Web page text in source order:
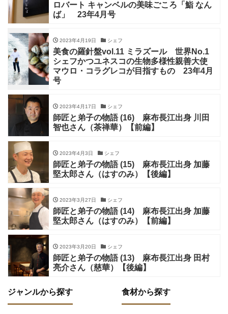
ロバート キャンベルの美味ごころ「鮨 なん
ば」 23年4月号
2023年4月19日 シェフ
美食の羅針盤vol.11 ミラズール 世界No.1
シェフかつユネスコの生物多様性親善大使
マウロ・コラグレコが目指すもの 23年4月
号
2023年4月17日 シェフ
師匠と弟子の物語 (16) 麻布長江出身 川田
智也さん（茶禅華）【前編】
2023年4月3日 シェフ
師匠と弟子の物語 (15) 麻布長江出身 加藤
堅太郎さん（はすのみ）【後編】
2023年3月27日 シェフ
師匠と弟子の物語 (14) 麻布長江出身 加藤
堅太郎さん（はすのみ）【前編】
2023年3月20日 シェフ
師匠と弟子の物語 (13) 麻布長江出身 田村
亮介さん（慈華）【後編】
ジャンルから探す 食材から探す